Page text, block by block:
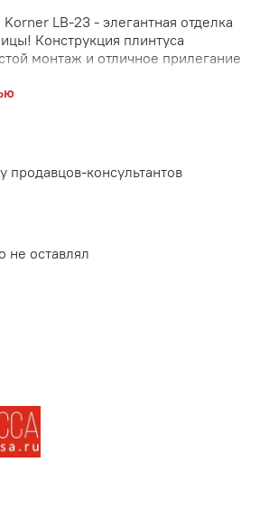
LB-23 - элегантная отделка
Конструкция плинтуса
монтаж и отличное прилегание
приобрести комплект
не входит)
продавцов-консультантов
не оставлял